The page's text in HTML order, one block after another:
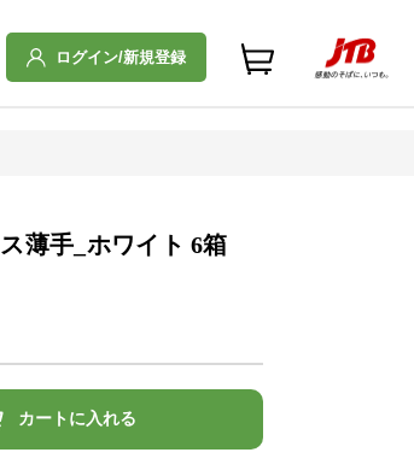
ログイン/新規登録
薄手_ホワイト 6箱
カートに入れる